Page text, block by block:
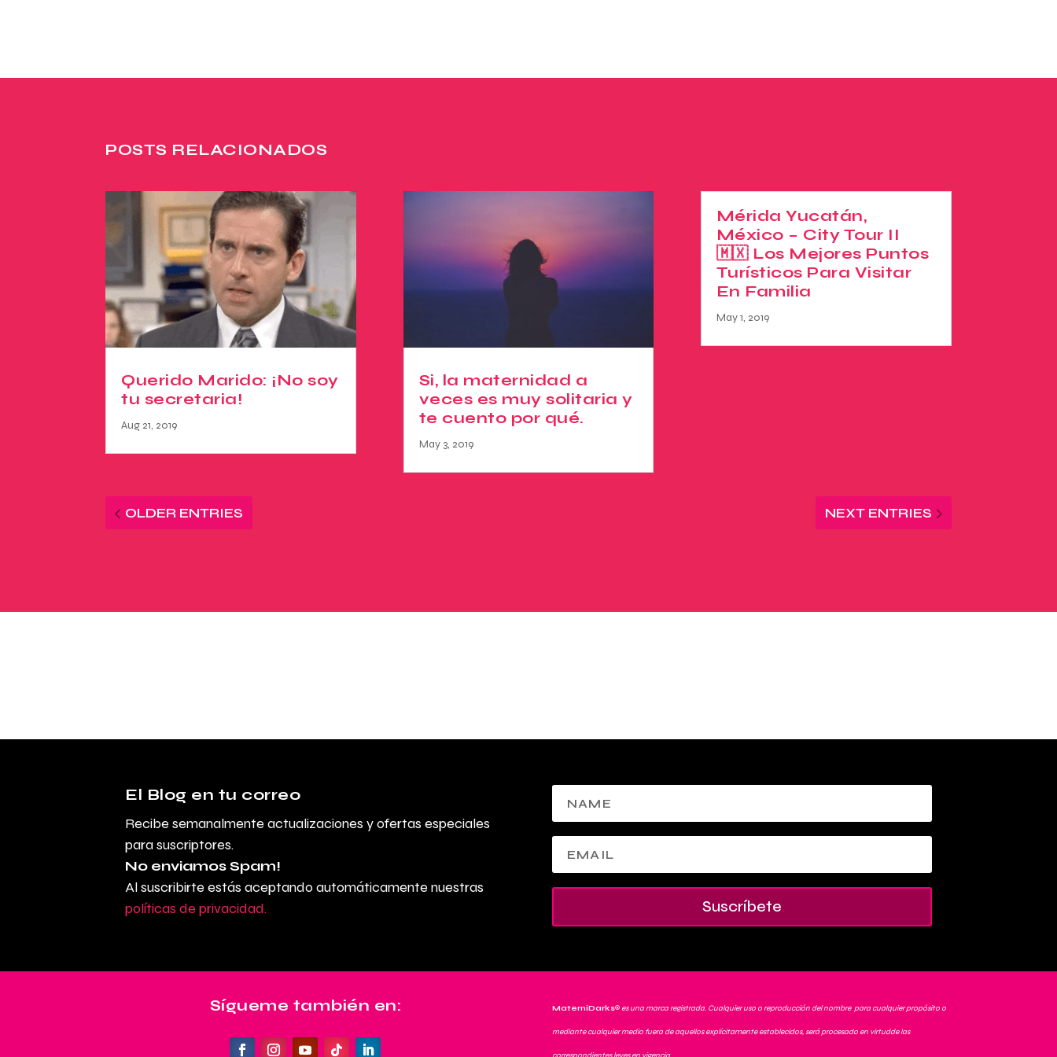
POSTS RELACIONADOS
Querido Marido: ¡No soy
tu secretaria!
Aug 21, 2019
Si, la maternidad a
veces es muy solitaria y
te cuento por qué.
May 3, 2019
Mérida Yucatán,
México – City Tour II
🇲🇽 Los Mejores Puntos
Turísticos Para Visitar
En Familia
May 1, 2019
OLDER ENTRIES NEXT ENTRIES
El Blog en tu correo
Recibe semanalmente actualizaciones y ofertas especiales
para suscriptores.
No enviamos Spam!
Al suscribirte estás aceptando automáticamente nuestras
políticas de privacidad.
Suscríbete
Sígueme también en: MaterniDarks®es una marca registrada. Cualquier uso o reproducción del nombre para cualquier propósito o
mediante cualquier medio fuera de aquellos explícitamente establecidos, será procesado en virtudde las